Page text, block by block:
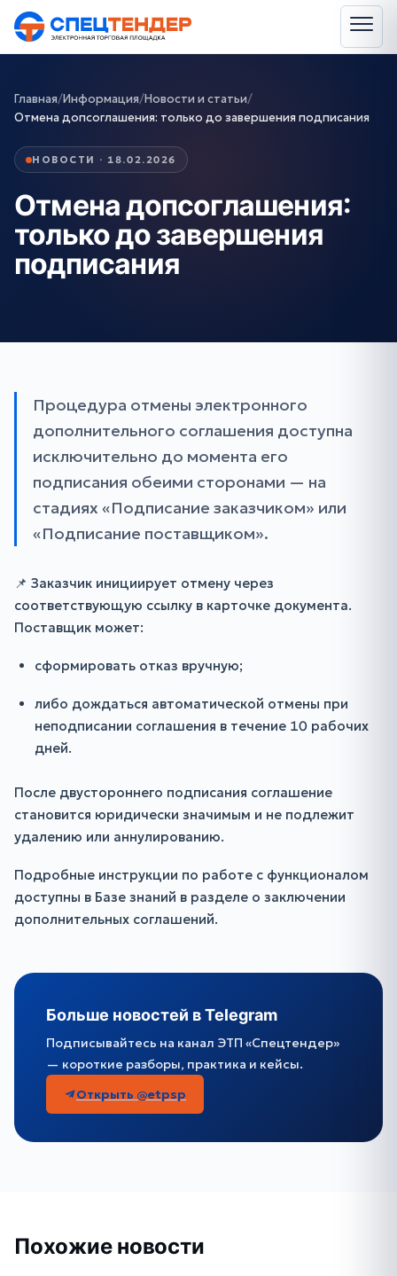
Главная/Информация/Новости и статьи/
Отмена допсоглашения: только до завершения подписания
НОВОСТИ · 18.02.2026
Отмена допсоглашения:
только до завершения
подписания
Процедура отмены электронного
дополнительного соглашения доступна
исключительно до момента его
подписания обеими сторонами — на
стадиях «Подписание заказчиком» или
«Подписание поставщиком».
📌 Заказчик инициирует отмену через
соответствующую ссылку в карточке документа.
Поставщик может:
сформировать отказ вручную;
либо дождаться автоматической отмены при
неподписании соглашения в течение 10 рабочих
дней.
После двустороннего подписания соглашение
становится юридически значимым и не подлежит
удалению или аннулированию.
Подробные инструкции по работе с функционалом
доступны в Базе знаний в разделе о заключении
дополнительных соглашений.
Больше новостей в Telegram
Подписывайтесь на канал ЭТП «Спецтендер»
— короткие разборы, практика и кейсы.
Открыть @etpsp
Похожие новости